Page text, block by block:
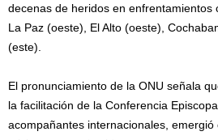
decenas de heridos en enfrentamientos
La Paz (oeste), El Alto (oeste),
(este).
El pronunciamiento de la ONU señala
la facilitación de la Conferencia
acompañantes internacionales, emergió